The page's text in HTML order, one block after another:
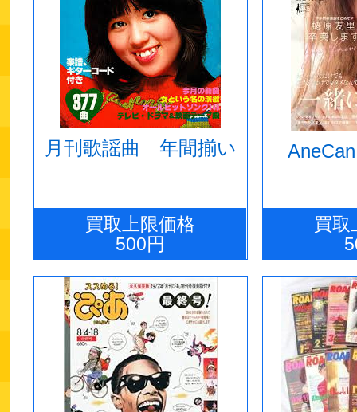
月刊歌謡曲 年間揃い
買取上限価格
500円
買取